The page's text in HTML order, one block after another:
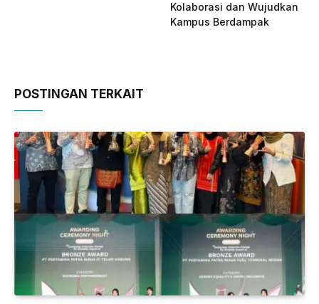
Kolaborasi dan Wujudkan
Kampus Berdampak
POSTINGAN TERKAIT